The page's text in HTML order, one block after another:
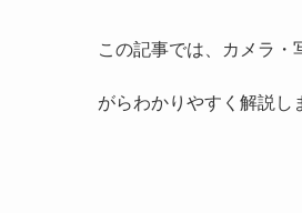
この記事では、カメラ・
がらわかりやすく解説し